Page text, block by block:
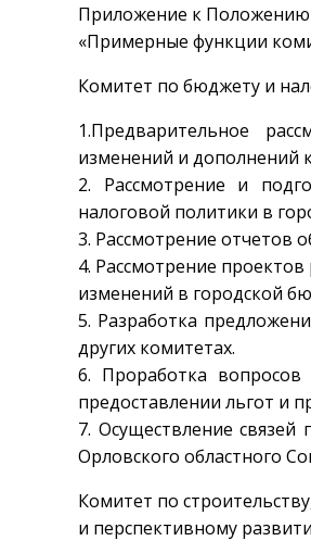
Приложение к
«Примерные функции
Комитет по бюджету и
1.Предварительное
изменений и дополнений
2. Рассмотрение и
налоговой политики в
3. Рассмотрение отчетов
4. Рассмотрение
изменений в городской
5. Разработка
других комитетах.
6. Проработка
предоставлении льгот и
7. Осуществление
Орловского областного
Комитет по
и перспективному